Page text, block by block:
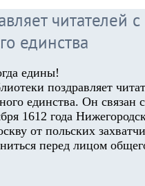
читателей
единства
едины!
поздравляет
единства. Он связан
1612 года
от польских
перед лицом